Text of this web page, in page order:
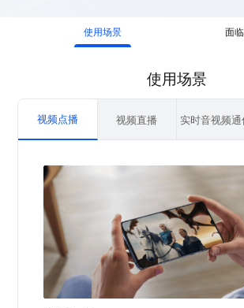
使用场景 面
使用场景
视频点播 视频直播 实时音视频通